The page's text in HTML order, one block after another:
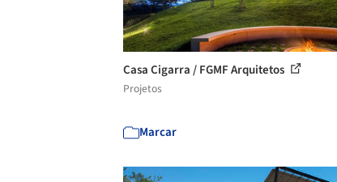
Casa Cigarra / FGMF Arquitetos
Projetos
Marcar